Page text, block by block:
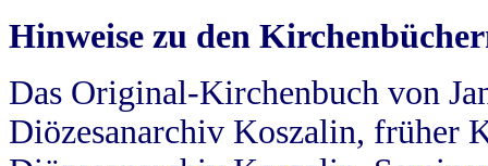
Hinweise zu den
Das Original-Kirchenbuch von
Diözesanarchiv Koszalin, früher